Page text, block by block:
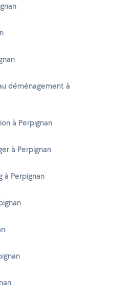
déménagement à
à Perpignan
à Perpignan
à Perpignan